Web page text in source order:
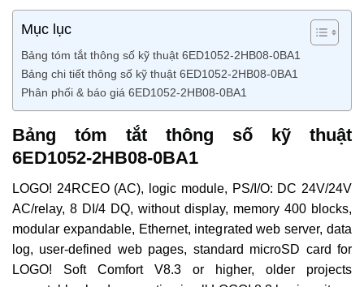
Mục lục
Bảng tóm tắt thông số kỹ thuật 6ED1052-2HB08-0BA1
Bảng chi tiết thông số kỹ thuật 6ED1052-2HB08-0BA1
Phân phối & báo giá 6ED1052-2HB08-0BA1
Bảng tóm tắt thông số kỹ thuật
6ED1052-2HB08-0BA1
LOGO! 24RCEO (AC), logic module, PS/I/O: DC 24V/24V
AC/relay, 8 DI/4 DQ, without display, memory 400 blocks,
modular expandable, Ethernet, integrated web server, data
log, user-defined web pages, standard microSD card for
LOGO! Soft Comfort V8.3 or higher, older projects